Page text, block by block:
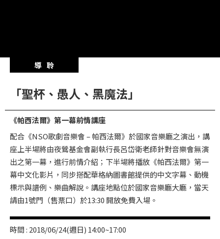
華
納
圖
書
館
講
師
與
藝
術
家
導聆
「聖杯、愚人、黑魔法」
《帕西法爾》第一幕前情講座
配合《NSO歌劇音樂會 – 帕西法爾》於國家音樂廳之演出，講
座上半場將由夜鶯基金會副執行長呂岱衛老師針對音樂會無演
出之第一幕，進行前情介紹；下半場將播放《帕西法爾》第一
幕中文化影片，同步搭配華格納圖書館提供的中文字幕、動機
標示與譜例、樂曲解說。講座地點位於國家音樂廳大廳，當天
請由1號門（售票口）於13:30 開放免費入場。
時間 : 2018/06/24(週日) 14:00~17:00